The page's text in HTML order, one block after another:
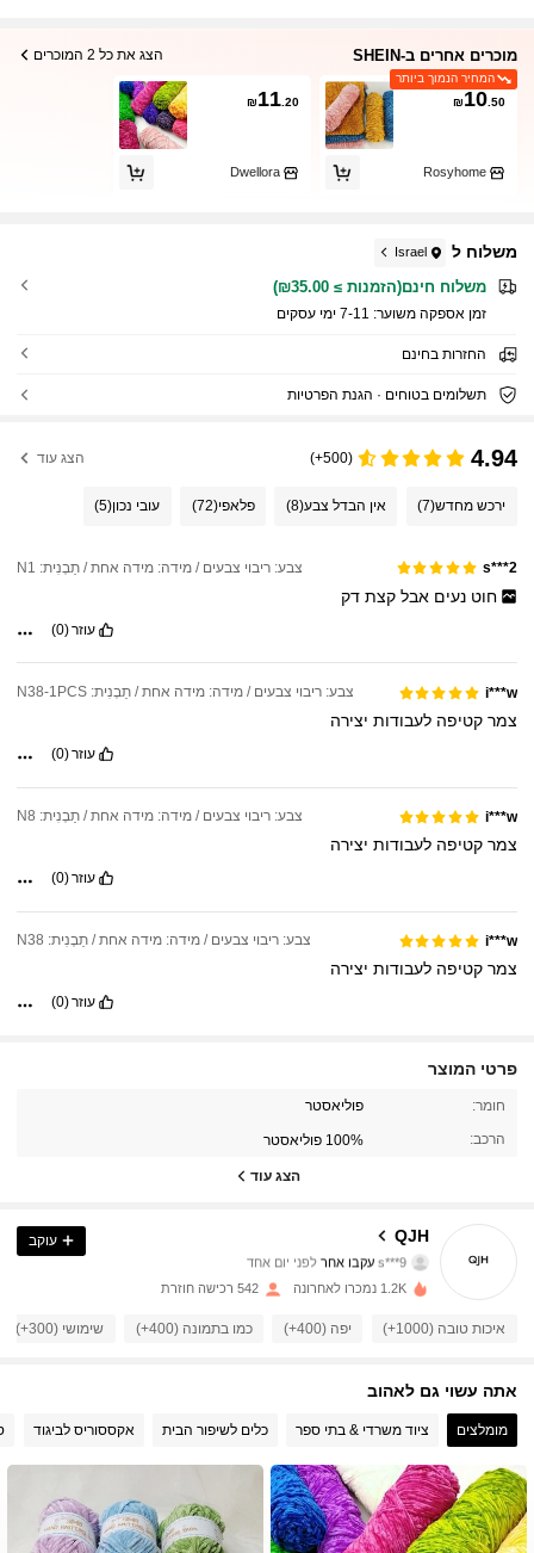
מוכרים אחרים ב-SHEIN הצג את כל 2 המוכרים
המחיר הנמוך ביותר
₪10.50
Rosyhome
₪11.20
Dwellora
משלוח ל Israel
משלוח חינם(הזמנות ≥ ₪35.00)
זמן אספקה ​​משוער: 7-11 ימי עסקים
החזרות בחינם
תשלומים בטוחים · הגנת הפרטיות
4.94
(500+) הצג עוד
ירכש מחדש(7) אין הבדל צבע(8) פלאפי(72) עובי נכון(5)
s***2 צבע: ריבוי צבעים / מידה: מידה אחת / תַבְנִית: N1
חוט נעים אבל קצת דק
עוזר(0)
i***w צבע: ריבוי צבעים / מידה: מידה אחת / תַבְנִית: N38-1PCS
צמרקטיפהלעבודות יצירה
עוזר(0)
i***w צבע: ריבוי צבעים / מידה: מידה אחת / תַבְנִית: N8
צמרקטיפהלעבודות יצירה
עוזר(0)
i***w צבע: ריבוי צבעים / מידה: מידה אחת / תַבְנִית: N38
צמרקטיפהלעבודות יצירה
עוזר(0)
פרטי המוצר
חומר: פוליאסטר
הרכב: 100% פוליאסטר
הצג עוד
QJH
1.7K עוקבים
s***9 עקבו אחרלפני יום אחד
1.7K עוקבים
4.93 1.7K עוקבים
4.93 1.7K עוקבים
4.93 1.7K עוקבים
עוקב
1.2K נמכרו לאחרונה 542 רכישה חוזרת
איכות טובה (1000+) יפה (400+) כמו בתמונה (400+) שימושי (300+)
אתה עשוי גם לאהוב
מומלצים ציוד משרדי & בתי ספר כלים לשיפור הבית אקססוריס לביגוד